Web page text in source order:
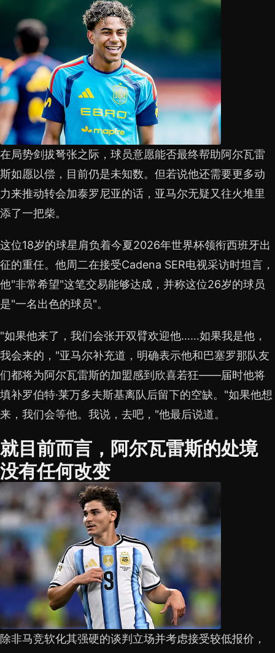
在局势剑拔弩张之际，球员意愿能否最终帮助阿尔瓦雷
斯如愿以偿，目前仍是未知数。但若说他还需要更多动
力来推动转会加泰罗尼亚的话，亚马尔无疑又往火堆里
添了一把柴。
这位18岁的球星肩负着今夏2026年世界杯领衔西班牙出
征的重任。他周二在接受Cadena SER电视采访时坦言，
他"非常希望"这笔交易能够达成，并称这位26岁的球员
是"一名出色的球员"。
"如果他来了，我们会张开双臂欢迎他……如果我是他，
我会来的，"亚马尔补充道，明确表示他和巴塞罗那队友
们都将为阿尔瓦雷斯的加盟感到欣喜若狂——届时他将
填补罗伯特·莱万多夫斯基离队后留下的空缺。"如果他想
来，我们会等他。我说，去吧，"他最后说道。
就目前而言，阿尔瓦雷斯的处境
没有任何改变
除非马竞软化其强硬的谈判立场并考虑接受较低报价，